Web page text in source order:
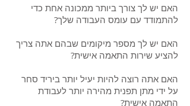
האם יש לך צורך ביותר ממכונה אחת כדי
להתמודד עם עומס העבודה שלך?
האם יש לך מספר מיקומים שבהם אתה צריך
להציע שירות התאמה אישית?
האם אתה רוצה להיות יעיל יותר ביריד סחר
על ידי מתן תפנית מהירה יותר לעבודת
התאמה אישית?